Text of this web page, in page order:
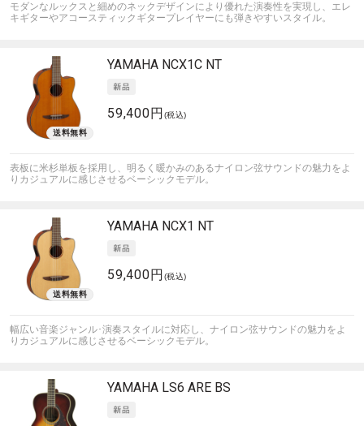
モダンなルックスと細めのネックデザインにより優れた演奏性を実現し、エレ
キギターやアコースティックギタープレイヤーにも弾きやすいスタイル。
YAMAHA NCX1C NT
59,400円 (税込)
表板に米杉単板を採用し、明るく暖かみのあるナイロン弦サウンドの魅力をよ
りカジュアルに感じさせるベーシックモデル。
YAMAHA NCX1 NT
59,400円 (税込)
幅広い音楽ジャンル･演奏スタイルに対応し、ナイロン弦サウンドの魅力をよ
りカジュアルに感じさせるベーシックモデル。
YAMAHA LS6 ARE BS